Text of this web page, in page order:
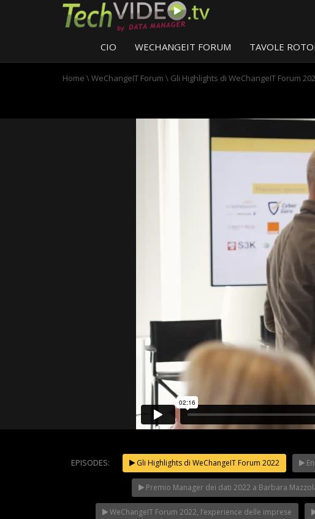
CIO WECHANGEIT FORUM TAVOLE
Home \WeChangeIT Forum \ Gli Highlights di WeChangeIT Forum
NOW PLAYING
WeChangeIT
2023 – Il Made in
secondo Giulio
EPISODES: Gli Highlights di WeChangeIT Forum 2022
Premio Manager dei dati 2022 a Barbara
WeChangeIT Forum 2022, l’experience delle imprese